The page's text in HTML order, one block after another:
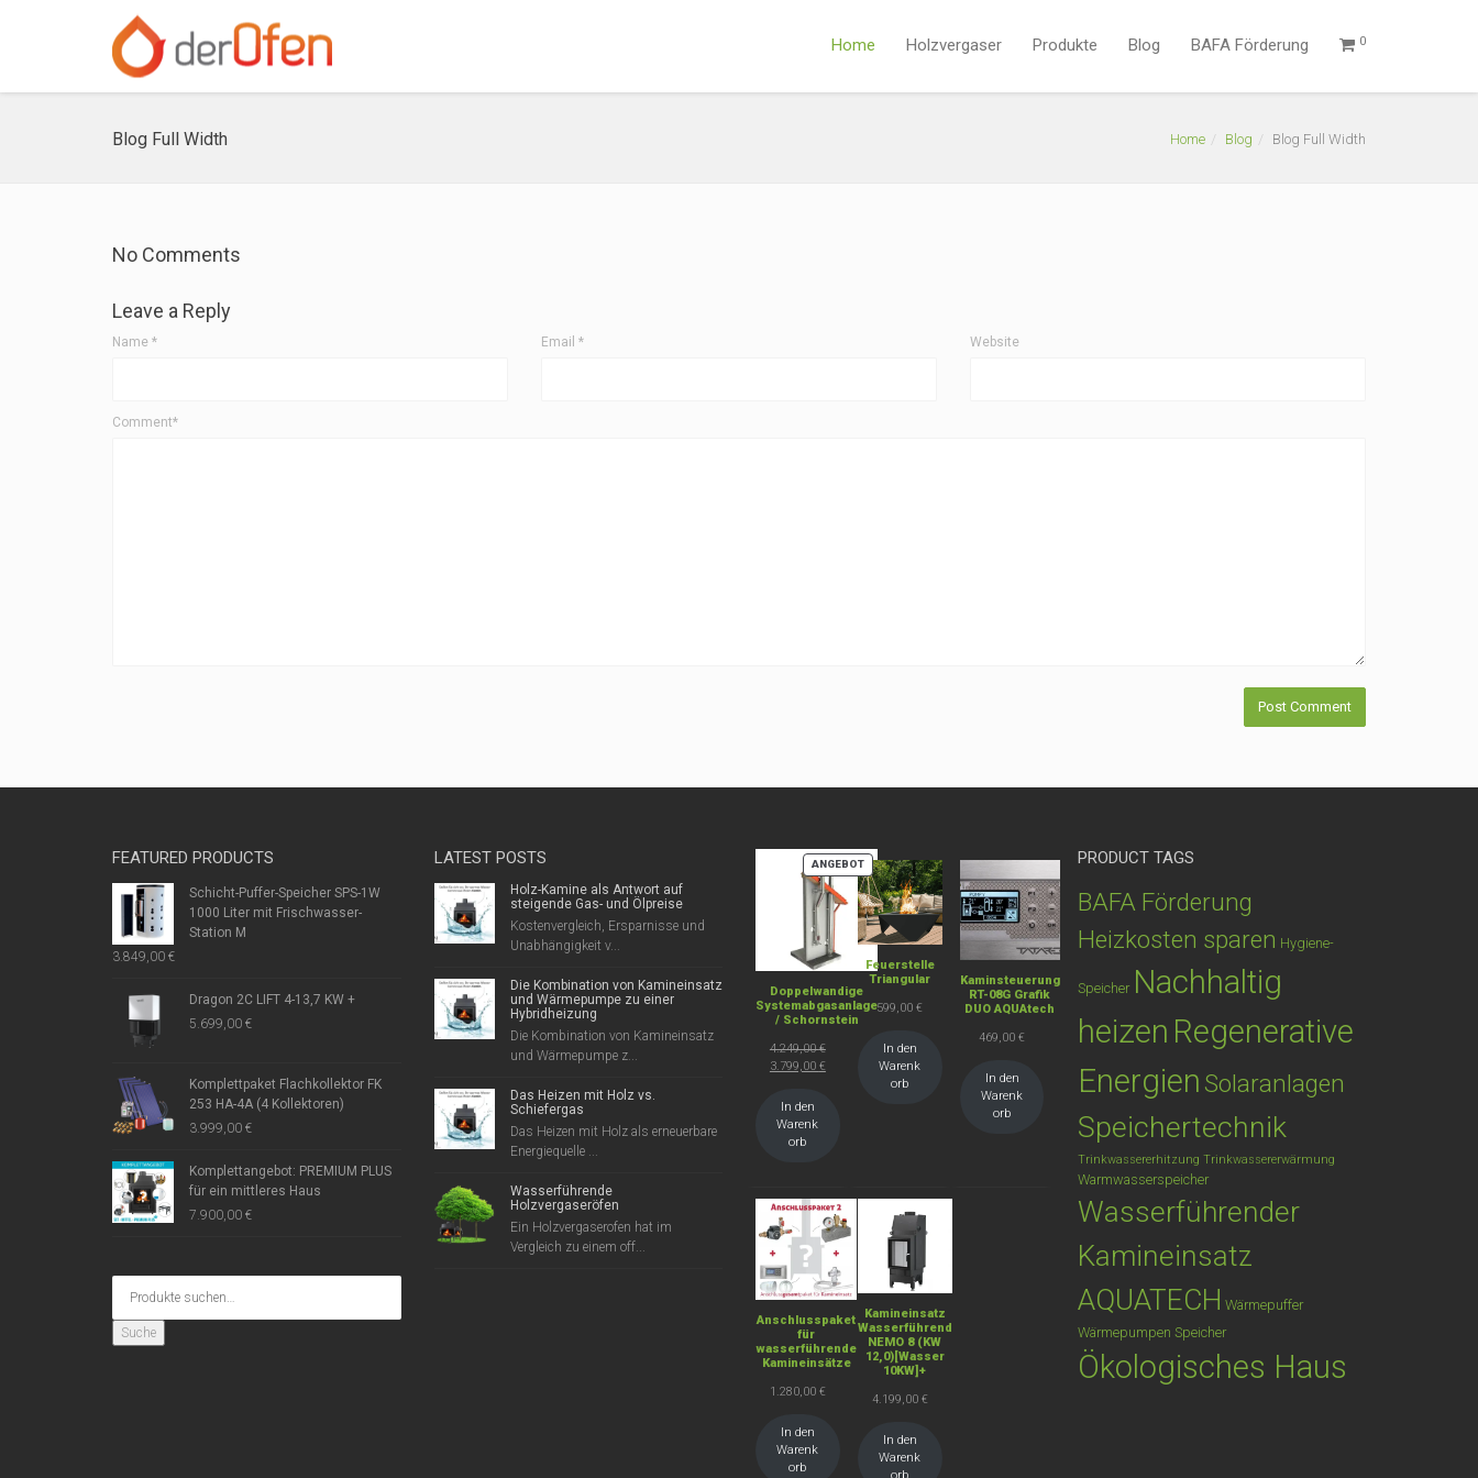
Home Holzvergaser Produkte Blog BAFA Förderung 0
Blog Full Width Home Blog Blog Full Width
No Comments
Leave a Reply
Name * Email * Website
Comment*
FEATURED PRODUCTS
Schicht-Puffer-Speicher SPS-1W
1000 Liter mit Frischwasser-
Station M
3.849,00 €
Dragon 2C LIFT 4-13,7 KW +
5.699,00 €
Komplettpaket Flachkollektor FK
253 HA-4A (4 Kollektoren)
3.999,00 €
Komplettangebot: PREMIUM PLUS
für ein mittleres Haus
7.900,00 €
Suche
LATEST POSTS
Holz-Kamine als Antwort auf
steigende Gas- und Ölpreise
Kostenvergleich, Ersparnisse und
Unabhängigkeit v...
Die Kombination von Kamineinsatz
und Wärmepumpe zu einer
Hybridheizung
Die Kombination von Kamineinsatz
und Wärmepumpe z...
Das Heizen mit Holz vs.
Schiefergas
Das Heizen mit Holz als erneuerbare
Energiequelle ...
Wasserführende
Holzvergaseröfen
Ein Holzvergaserofen hat im
Vergleich zu einem off...
ANGEBOTPRODUKT
IM
ANGEBOT
Doppelwandige
Systemabgasanlage
/ Schornstein
4.249,00€Ursprünglicher
Preis
3.799,00 €Aktueller
In den
Warenk
orb
Feuerstelle
Triangular
599,00€
In den
Warenk
orb
Kaminsteuerung
RT-08G Grafik
DUO AQUAtech
469,00€
In den
Warenk
orb
Anschlusspaket
für
wasserführende
Kamineinsätze
1.280,00 €
In den
Warenk
orb
Kamineinsatz
Wasserführend
NEMO 8 (KW
12,0)[Wasser
10KW]+
4.199,00 €
In den
Warenk
PRODUCT TAGS
BAFA Förderung
Heizkosten sparen Hygiene-
Speicher Nachhaltig
heizen Regenerative
Energien Solaranlagen
Speichertechnik
Trinkwassererhitzung Trinkwassererwärmung
Warmwasserspeicher
Wasserführender
Kamineinsatz
AQUATECH Wärmepuffer
Wärmepumpen Speicher
Ökologisches Haus